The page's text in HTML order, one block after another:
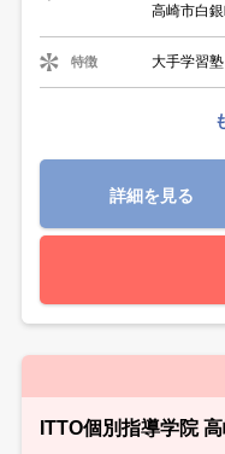
高崎市白
特徴 大手学習塾
詳細を見る
ITTO個別指導学院